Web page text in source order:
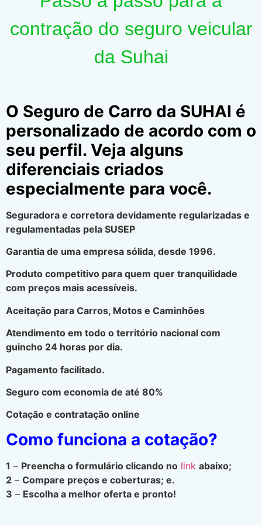
contração do seguro veicular
da Suhai
O Seguro de Carro da SUHAI é
personalizado de acordo com o
seu perfil. Veja alguns
diferenciais criados
especialmente para você.
Seguradora e corretora devidamente regularizadas e
regulamentadas pela SUSEP
Garantia de uma empresa sólida, desde 1996.
Produto competitivo para quem quer tranquilidade
com preços mais acessíveis.
Aceitação para Carros, Motos e Caminhões
Atendimento em todo o território nacional com
guincho 24 horas por dia.
Pagamento facilitado.
Seguro com economia de até 80%
Cotação e contratação online
Como funciona a cotação?
1 – Preencha o formulário clicando no link abaixo;
2 – Compare preços e coberturas; e.
3 – Escolha a melhor oferta e pronto!